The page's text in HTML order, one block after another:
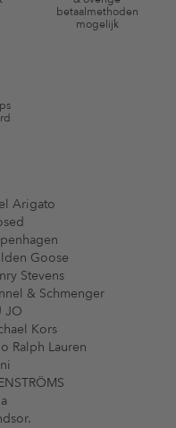
dagen eenmalig geldig.
loved artikelen. Bepaalde
betaalmethoden
mogelijk
Arigato
Goose
Stevens
& Schmenger
JO
Kors
Ralph Lauren